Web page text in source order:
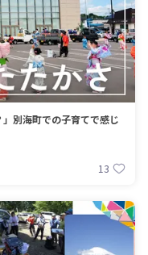
別海町での子育てで感じ
13